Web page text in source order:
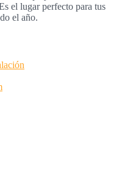
el lugar perfecto para tus
el año.